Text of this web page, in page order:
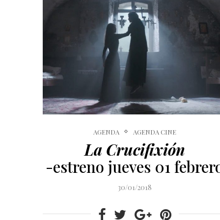
AGENDA AGENDA CINE
La Crucifixión
-estreno jueves 01
30/01/2018